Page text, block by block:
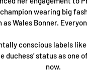
wearing big
as Wales Bonner.
conscious labels
status as one
now.